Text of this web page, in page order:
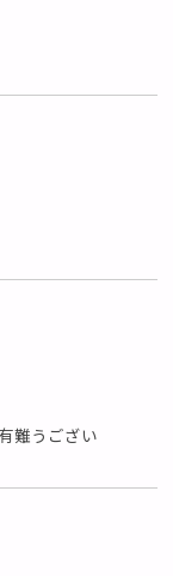
難うござい